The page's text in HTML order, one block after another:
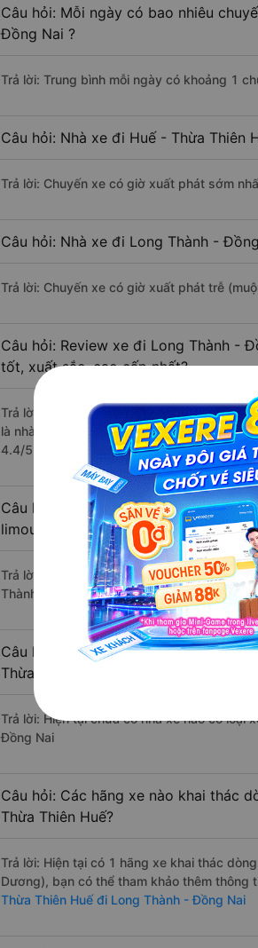
Câu hỏi: Mỗi ngày có bao nhiêu
Đồng Nai ?
Trả lời: Trung bình mỗi ngày có khoảng 1
Câu hỏi: Nhà xe đi Huế - Thừa Thiên
Trả lời: Chuyến xe có giờ xuất phát sớm
Câu hỏi: Nhà xe đi Long Thành -
Trả lời: Chuyến xe có giờ xuất phát trễ
Câu hỏi: Review xe đi Long Thành -
tốt, xuất sắc, cao cấp nhất?
Trả lời: Những hãng xe đi Huế - Thừa
là nhà xe Xuân Quỳnh (Hải Dương) đi
4.4/5 dựa trên 11 đánh giá của khách
Câu hỏi: Có loại xe Huế - Thừa
limousine phòng đôi không?
Trả lời: Hiện tại chưa có nhà xe nào có loại
Thành - Đồng Nai.
Câu hỏi: Các hãng xe nào khai thác
Thừa Thiên Huế?
Trả lời: Hiện tại chưa có nhà xe nào có loại
Đồng Nai
Câu hỏi: Các hãng xe nào khai thác
Thừa Thiên Huế?
Trả lời: Hiện tại có 1 hãng xe khai thác
Dương), bạn có thể tham khảo thêm thông
Thừa Thiên Huế đi Long Thành - Đồng Nai